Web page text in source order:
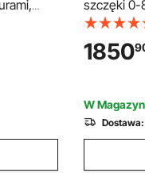
kg,
drewna,
szczęki 0-
mm,
zabawka
maszyna
sprzedaży
dziewcząt
1850
W
Dostawa: